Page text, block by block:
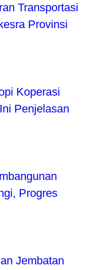
Transportasi
Provinsi
Koperasi
Penjelasan
Progres
Jembatan